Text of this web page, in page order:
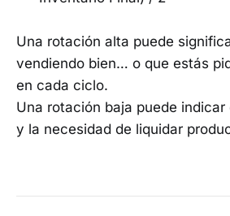
Una rotación alta puede
vendiendo bien… o que estás
en cada ciclo.
Una rotación baja puede
y la necesidad de liquidar